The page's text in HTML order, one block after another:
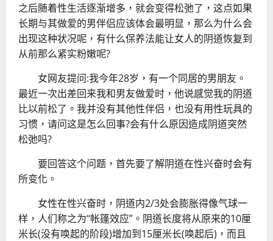
之后随着性生活逐渐增多，就会变得松弛了，这点如果
长期与其做爱的男伴侣应该体会最明显，那么为什么会
出现这种状况呢，有什么保养法能让女人的阴道恢复到
从前那么紧实粉嫩呢?
女网友提问:我今年28岁，有一个同居的男朋友。
最近一次出差回来我和男友做爱时，他说感觉我的阴道
比以前松了。我并没有其他性伴侣，也没有用性玩具的
习惯，请问这是怎么回事?会有什么原因造成阴道突然
松弛吗?
要回答这个问题，首先要了解阴道在性兴奋时会有
所变化。
女性在性兴奋时，阴道内2/3处会膨胀得像气球一
样，人们称之为“帐篷效应”。阴道长度将从原来的10厘
米长(没有唤起的阶段)增加到15厘米长(唤起后)，而且